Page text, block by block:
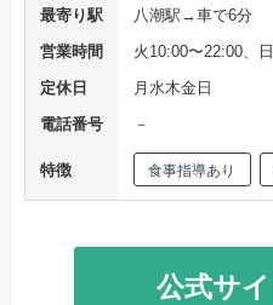
最寄り駅
八潮駅→車で6分
営業時間
火10:00〜22:00、
定休日
月水木金日
電話番号
－
特徴 食事指導あり
公式サ